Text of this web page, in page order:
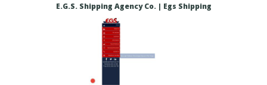
E.G.S. Shipping Agency Co. | Egs Shipping